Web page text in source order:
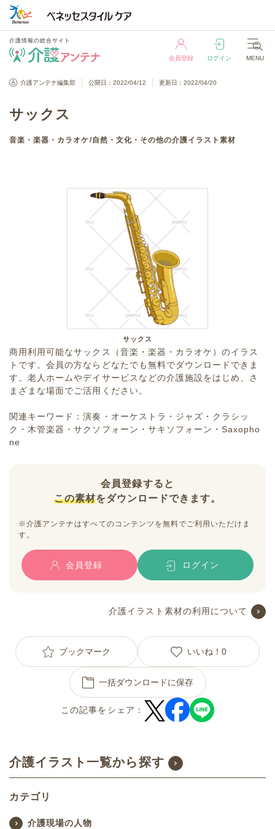
介護情報の総合サイト
会員登録 ログイン MENU
介護情報の総合サイト
介護アンテナ編集部 公開日：2022/04/12 更新日：2022/04/20
サックス
音楽・楽器・カラオケ/自然・文化・その他の介護イラスト素材
サックス
商用利用可能なサックス（音楽・楽器・カラオケ）のイラス
トです。会員の方ならどなたでも無料でダウンロードできま
す。老人ホームやデイサービスなどの介護施設をはじめ、さ
まざまな場面でご活用ください。
関連キーワード：演奏・オーケストラ・ジャズ・クラシッ
ク・木管楽器・サクソフォーン・サキソフォーン・Saxopho
ne
会員登録すると
この素材をダウンロードできます。
※介護アンテナはすべてのコンテンツを無料でご利用いただけま
す。
会員登録 ログイン
介護イラスト素材の利用について
ブックマーク いいね！ 0
一括ダウンロードに保存
この記事をシェア：
介護イラスト一覧から探す
カテゴリ
介護現場の人物